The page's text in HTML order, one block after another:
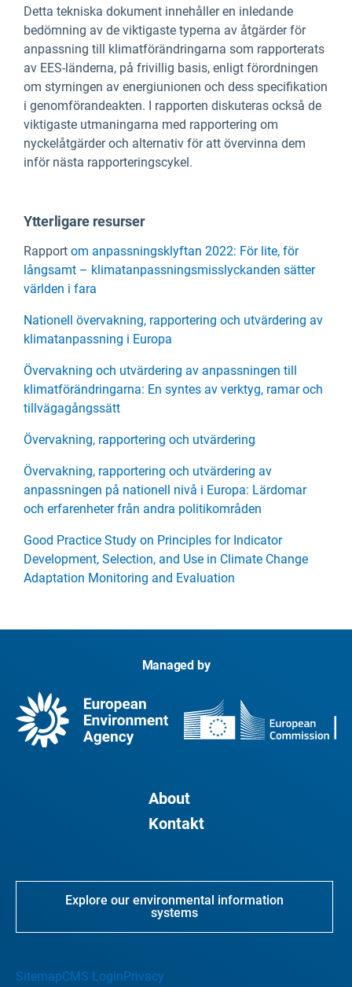
Detta tekniska dokument innehåller en inledande
bedömning av de viktigaste typerna av åtgärder för
anpassning till klimatförändringarna som rapporterats
av EES-länderna, på frivillig basis, enligt förordningen
om styrningen av energiunionen och dess specifikation
i genomförandeakten. I rapporten diskuteras också de
viktigaste utmaningarna med rapportering om
nyckelåtgärder och alternativ för att övervinna dem
inför nästa rapporteringscykel.
Ytterligare resurser
Rapport om anpassningsklyftan 2022: För lite, för
långsamt – klimatanpassningsmisslyckanden sätter
världen i fara
Nationell övervakning, rapportering och utvärdering av
klimatanpassning i Europa
Övervakning och utvärdering av anpassningen till
klimatförändringarna: En syntes av verktyg, ramar och
tillvägagångssätt
Övervakning, rapportering och utvärdering
Övervakning, rapportering och utvärdering av
anpassningen på nationell nivå i Europa: Lärdomar
och erfarenheter från andra politikområden
Good Practice Study on Principles for Indicator
Development, Selection, and Use in Climate Change
Adaptation Monitoring and Evaluation
Managed by
About
Kontakt
Explore our environmental information
systems
SitemapCMS LoginPrivacy